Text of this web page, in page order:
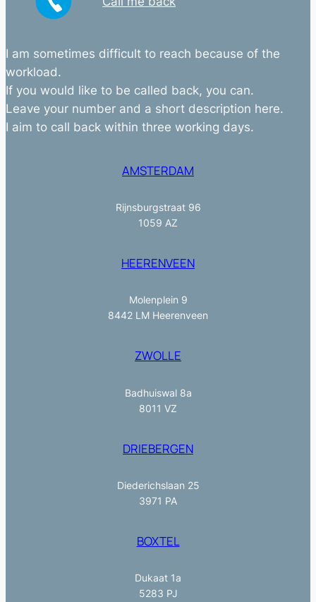
I am sometimes difficult to reach because of the
workload.
If you would like to be called back, you can.
Leave your number and a short description here.
I aim to call back within three working days.
AMSTERDAM
Rijnsburgstraat 96
1059 AZ
HEERENVEEN
Molenplein 9
8442 LM Heerenveen
ZWOLLE
Badhuiswal 8a
8011 VZ
DRIEBERGEN
Diederichslaan 25
3971 PA
BOXTEL
Dukaat 1a
5283 PJ